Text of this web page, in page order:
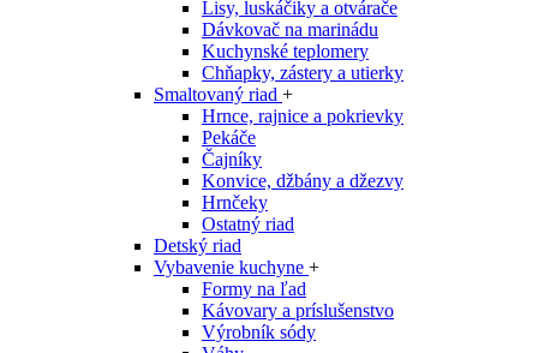
Lisy, luskáčiky a otvárače
Dávkovač na marinádu
Kuchynské teplomery
Chňapky, zástery a utierky
Smaltovaný riad +
Hrnce, rajnice a pokrievky
Pekáče
Čajníky
Konvice, džbány a džezvy
Hrnčeky
Ostatný riad
Detský riad
Vybavenie kuchyne +
Formy na ľad
Kávovary a príslušenstvo
Výrobník sódy